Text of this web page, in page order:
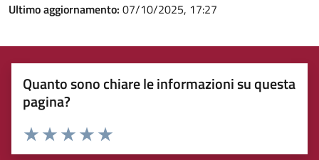
Ultimo aggiornamento: 07/10/2025, 17:27
Quanto sono chiare le informazioni su questa
pagina?
Rating:
Valuta 5 stelle su 5
Valuta 4 stelle su 5
Valuta 3 stelle su 5
Valuta 2 stelle su 5
Valuta 1 stelle su 5